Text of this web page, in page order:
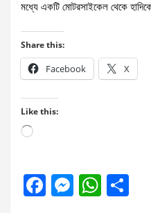
মধ্যে একটি মোটরসাইকেল থেকে
Share this:
Facebook X
Like this:
Loading…
F
M W